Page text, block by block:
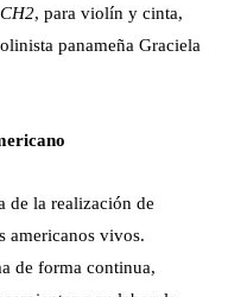
, para violín y cinta,
panameña Graciela
de la realización de
americanos vivos.
de forma continua,